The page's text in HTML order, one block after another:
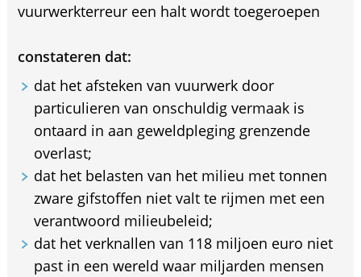
vuurwerkterreur een halt wordt toegeroepen
constateren dat:
dat het afsteken van vuurwerk door
particulieren van onschuldig vermaak is
ontaard in aan geweldpleging grenzende
overlast;
dat het belasten van het milieu met tonnen
zware gifstoffen niet valt te rijmen met een
verantwoord milieubeleid;
dat het verknallen van 118 miljoen euro niet
past in een wereld waar miljarden mensen